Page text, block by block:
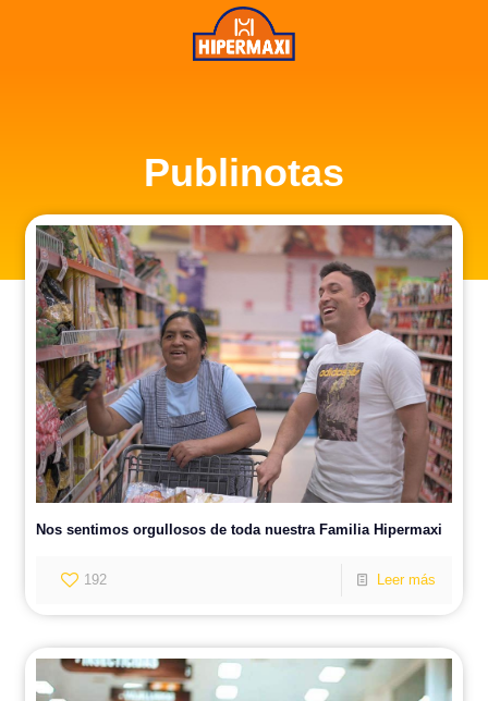
Publinotas
Nos sentimos orgullosos de toda nuestra Familia Hipermaxi
192 Leer más